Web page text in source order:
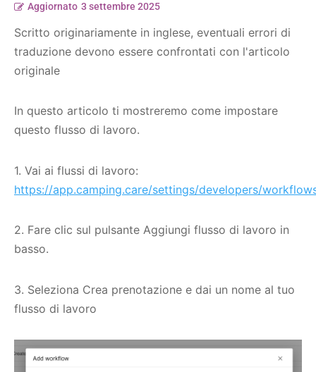
Aggiornato 3 settembre 2025
Scritto originariamente in inglese, eventuali errori di
traduzione devono essere confrontati con l'articolo
originale
In questo articolo ti mostreremo come impostare
questo flusso di lavoro.
1. Vai ai flussi di lavoro:
https://app.camping.care/settings/developers/
2. Fare clic sul pulsante Aggiungi flusso di lavoro in
basso.
3. Seleziona Crea prenotazione e dai un nome al tuo
flusso di lavoro